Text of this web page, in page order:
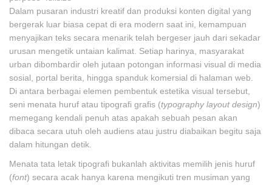
Dalam pusaran industri kreatif dan produksi konten digital yang
bergerak luar biasa cepat di era modern saat ini, kemampuan
menyajikan teks secara menarik telah bergeser jauh dari sekadar
urusan mengetik untaian kalimat. Setiap harinya, masyarakat
urban dibombardir oleh jutaan potongan informasi visual di media
sosial, portal berita, hingga spanduk komersial di halaman web.
Di antara berbagai elemen pembentuk estetika visual tersebut,
seni menata huruf atau tipografi grafis (typography layout design)
memegang kendali penuh atas apakah sebuah pesan akan
dibaca secara utuh oleh audiens atau justru diabaikan begitu saja
dalam hitungan detik.
Menata tata letak tipografi bukanlah aktivitas memilih jenis huruf
(font) secara acak hanya karena mengikuti tren musiman yang